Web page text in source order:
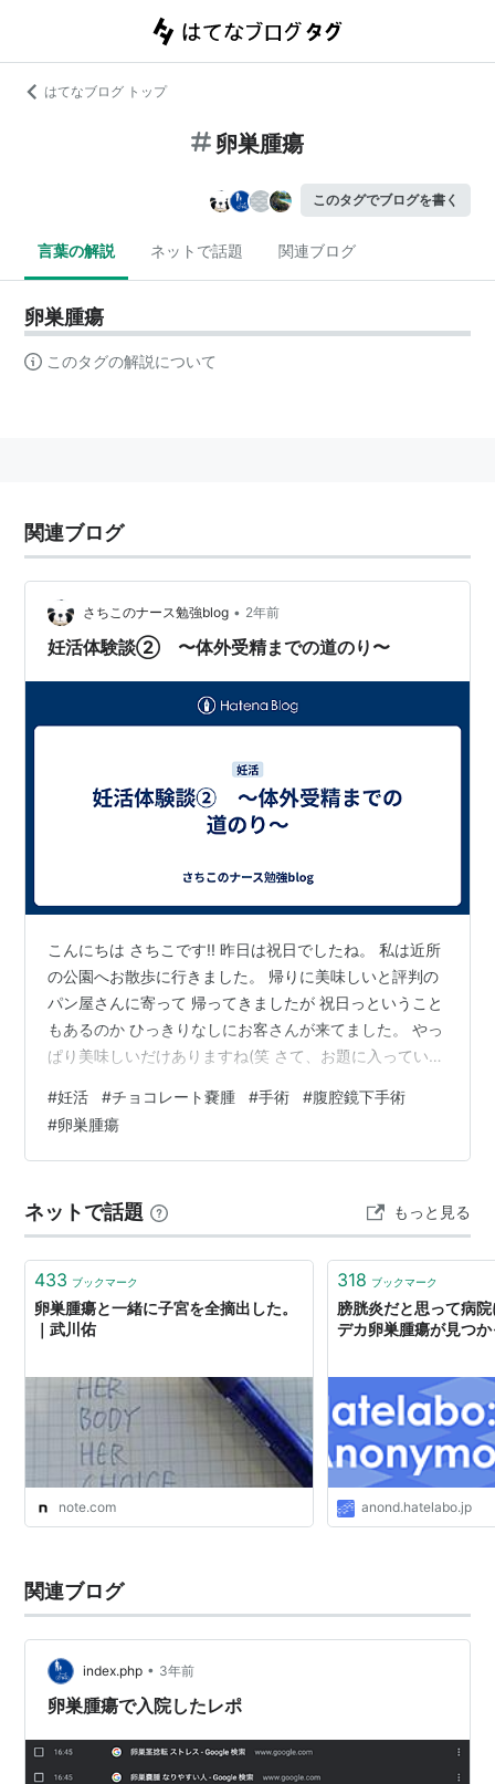
はてなブログ トップ
卵巣腫瘍
このタグでブログを書く
言葉の解説 ネットで話題 関連ブログ
卵巣腫瘍
このタグの解説について
関連ブログ
さちこのナース勉強blog • 2年前
妊活体験談② 〜体外受精までの道のり〜
こんにちは さちこです!! 昨日は祝日でしたね。 私は近所
の公園へお散歩に行きました。 帰りに美味しいと評判の
パン屋さんに寄って 帰ってきましたが 祝日っということ
もあるのか ひっきりなしにお客さんが来てました。 やっ
ぱり美味しいだけありますね(笑 さて、お題に入っていこ
紹介 というところで終わっていました。 続きを書いてい
こうと思います。 大学病院へ紹介され クリニックで予約
をしてもらいました。 予約日になり大学病院の診察をう
え、数日経った 夜勤の日の午前中 大学病院から次回の診
察予約を…
#妊活 #チョコレート嚢腫 #手術 #腹腔鏡下手術
#卵巣腫瘍
ネットで話題 もっと見る
433 ブックマーク
卵巣腫瘍と一緒に子宮を全摘出した。
｜武川佑
note.com
318 ブックマーク
膀胱炎だと思って病
デカ卵巣腫瘍が見つ
anond.hatelabo.jp
関連ブログ
index.php • 3年前
卵巣腫瘍で入院したレポ